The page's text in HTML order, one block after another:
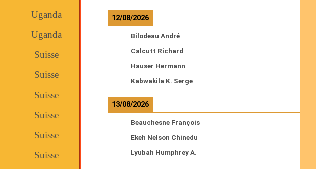
Uganda
Uganda
Suisse
Suisse
Suisse
Suisse
Suisse
Suisse
12/08/2026
Bilodeau André
Calcutt Richard
Hauser Hermann
Kabwakila K. Serge
13/08/2026
Beauchesne François
Ekeh Nelson Chinedu
Lyubah Humphrey A.